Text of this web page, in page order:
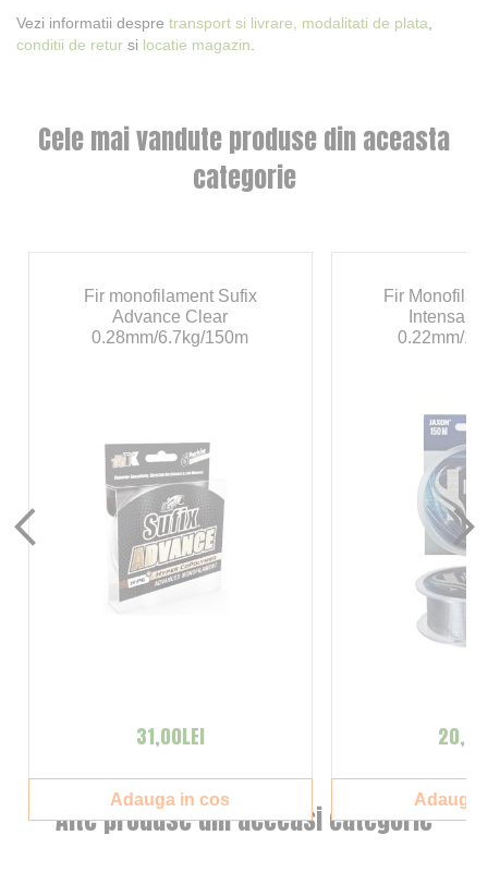
Vezi informatii despre transport si livrare, modalitati de plata,
conditii de retur si locatie magazin.
Alte produse din aceeasi categorie
Cele mai vandute produse din aceasta
categorie
Fir monofilament Sufix
Advance Clear
0.28mm/6.7kg/150m
31,00LEI
Adauga in cos
Fir
Intensa
0.22mm/
Adauga